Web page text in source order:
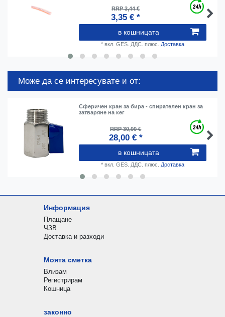
RRP 3,44 €
3,35 € *
в кошницата
* вкл. GES. ДДС. плюс. Доставка
Може да се интересувате и от:
Сферичен кран за бира - спирателен кран за
затваряне на кег
RRP 30,00 €
28,00 € *
в кошницата
* вкл. GES. ДДС. плюс. Доставка
Информация
Плащане
ЧЗВ
Доставка и разходи
Моята сметка
Влизам
Регистрирам
Кошница
законно